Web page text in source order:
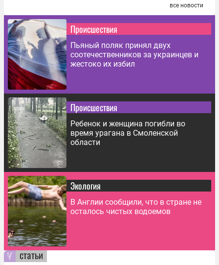
все новости
Происшествия
Пьяный поляк принял двух
соотечественников за украинцев и
жестоко их избил
Происшествия
Ребенок и женщина погибли во
время урагана в Смоленской
области
Экология
В Англии сообщили, что в стране не
осталось чистых водоемов
статьи